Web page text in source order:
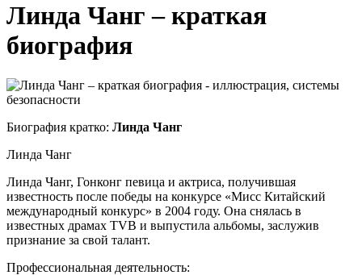
Линда Чанг – краткая
биография
Биография кратко: Линда Чанг
Линда Чанг
Линда Чанг, Гонконг певица и актриса, получившая
известность после победы на конкурсе «Мисс Китайский
международный конкурс» в 2004 году. Она снялась в
известных драмах TVB и выпустила альбомы, заслужив
признание за свой талант.
Профессиональная деятельность: